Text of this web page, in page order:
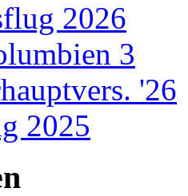
2026
3
'26
2025